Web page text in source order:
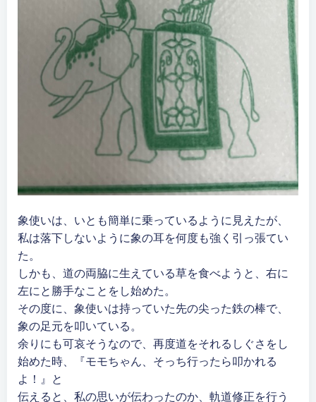
象使いは、いとも簡単に乗っているように見えたが、
私は落下しないように象の耳を何度も強く引っ張てい
た。
しかも、道の両脇に生えている草を食べようと、右に
左にと勝手なことをし始めた。
その度に、象使いは持っていた先の尖った鉄の棒で、
象の足元を叩いている。
余りにも可哀そうなので、再度道をそれるしぐさをし
始めた時、『モモちゃん、そっち行ったら叩かれる
よ！』と
伝えると、私の思いが伝わったのか、軌道修正を行う